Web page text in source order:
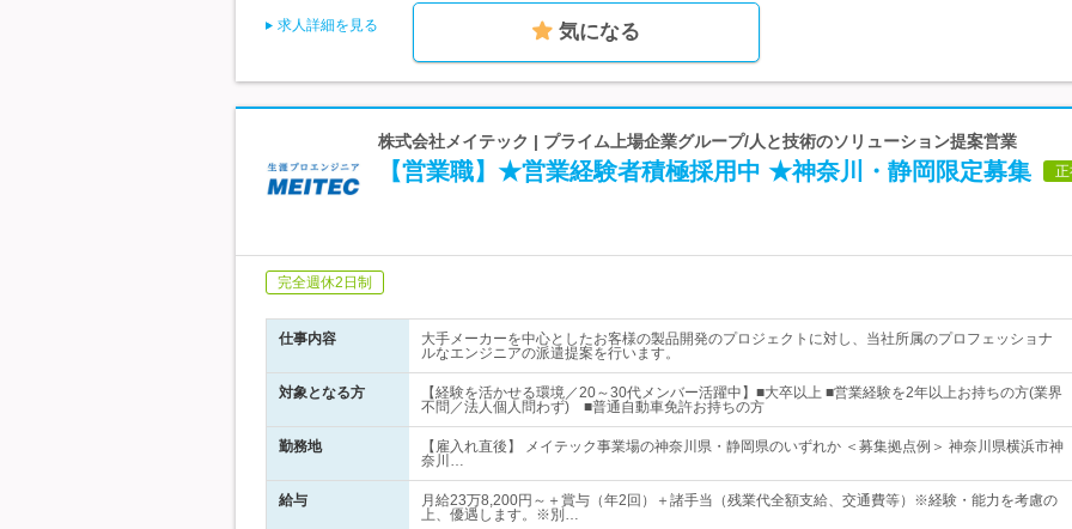
求人詳細を見る 気になる
株式会社メイテック | プライム上場企業グループ/人と技術のソリューション提案営業
【営業職】★営業経験者積極採用中 ★神奈川・静岡限定募集
完全週休2日制
仕事内容
大手メーカーを中心としたお客様の製品開発のプロジェクトに対し、当社所属のプロフェッショナ
ルなエンジニアの派遣提案を行います。
対象となる方
【経験を活かせる環境／20～30代メンバー活躍中】■大卒以上 ■営業経験を2年以上お持ちの方(業界
不問／法人個人問わず) ■普通自動車免許お持ちの方
勤務地
【雇入れ直後】 メイテック事業場の神奈川県・静岡県のいずれか ＜募集拠点例＞ 神奈川県横浜市神
奈川…
給与
月給23万8,200円～＋賞与（年2回）＋諸手当（残業代全額支給、交通費等）※経験・能力を考慮の
上、優遇します。※別…